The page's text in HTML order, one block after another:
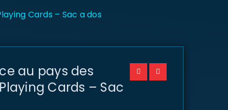
Cards – Sac a dos
au pays des
Cards – Sac